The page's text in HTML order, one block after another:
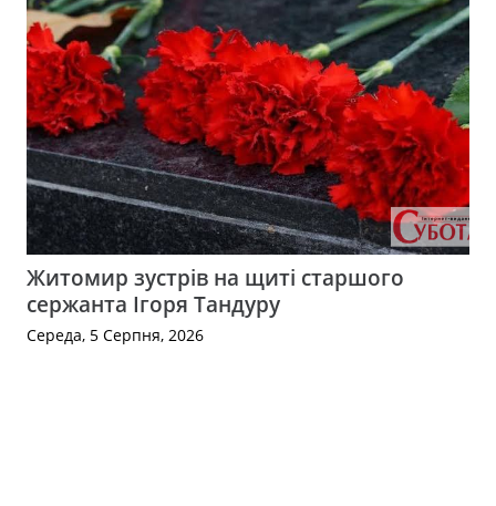
Житомир зустрів на щиті старшого
сержанта Ігоря Тандуру
Середа, 5 Серпня, 2026